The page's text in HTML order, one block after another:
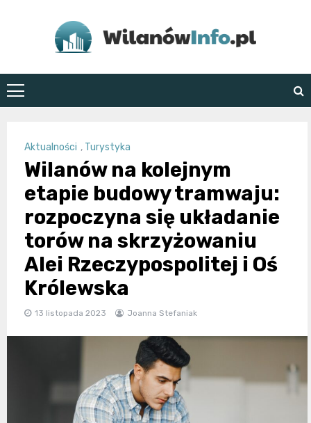
WilanówInfo.pl
Aktualności , Turystyka
Wilanów na kolejnym
etapie budowy tramwaju:
rozpoczyna się układanie
torów na skrzyżowaniu
Alei Rzeczypospolitej i Oś
Królewska
13 listopada 2023 Joanna Stefaniak